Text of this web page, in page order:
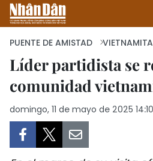
INICIO
POLÍTICA
PUENTE DE AMISTAD
Líder partidista se
comunidad
domingo, 11 de mayo de 2025 14:10